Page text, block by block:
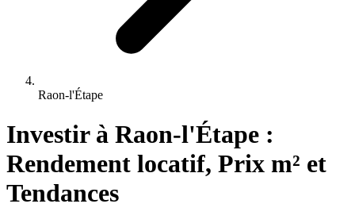
Raon-l'Étape
Investir à Raon-l'Étape :
Rendement locatif, Prix m² et
Tendances